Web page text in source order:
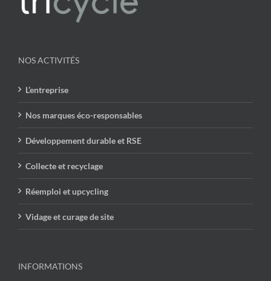
NOS ACTIVITÉS
L’entreprise
Nos marques éco-responsables
Développement durable et RSE
Collecte et recyclage
Réemploi et upcycling
Vidage et curage de site
INFORMATIONS